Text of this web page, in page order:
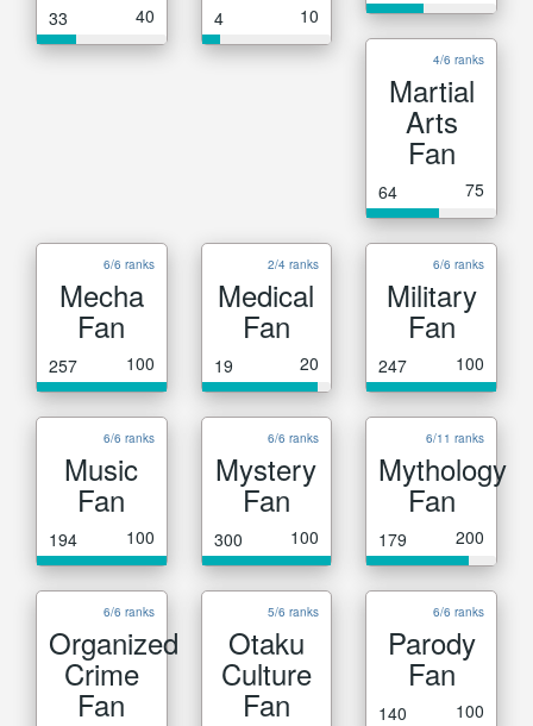
33 40 4 10
4/6 ranks
Martial
Arts
Fan
64 75
6/6 ranks
Mecha
Fan
257 100
2/4 ranks
Medical
Fan
19 20
6/6 ranks
Military
Fan
247 100
6/6 ranks
Music
Fan
194 100
6/6 ranks
Mystery
Fan
300 100
6/11 ranks
Mythology
Fan
179 200
6/6 ranks
Organized
Crime
Fan
5/6 ranks
Otaku
Culture
Fan
6/6 ranks
Parody
Fan
140 100